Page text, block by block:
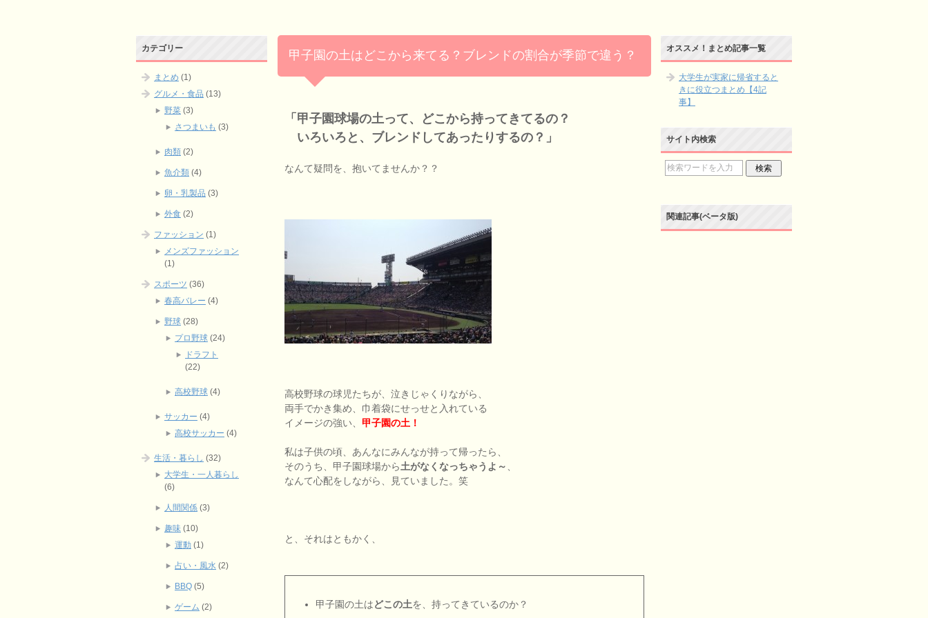
甲子園の土はどこから来てる？ブレンドの割合が季節で違う？
「甲子園球場の土って、どこから持ってきてるの？
いろいろと、ブレンドしてあったりするの？」
なんて疑問を、抱いてませんか？？
高校野球の球児たちが、泣きじゃくりながら、
両手でかき集め、巾着袋にせっせと入れている
イメージの強い、 甲子園の土！
私は子供の頃、あんなにみんなが持って帰ったら、
そのうち、甲子園球場から土がなくなっちゃうよ～
なんて心配をしながら、見ていました。笑
と、それはともかく、
甲子園の土はどこの土を、持ってきているのか？
カテゴリー
まとめ (1)
グルメ・食品 (13)
野菜 (3)
さつまいも (3)
肉類 (2)
魚介類 (4)
卵・乳製品 (3)
外食 (2)
ファッション (1)
メンズファッション
(1)
スポーツ (36)
春高バレー (4)
野球 (28)
プロ野球 (24)
ドラフト
(22)
高校野球 (4)
サッカー (4)
高校サッカー (4)
生活・暮らし (32)
大学生・一人暮らし
(6)
人間関係 (3)
趣味 (10)
運動 (1)
占い・風水 (2)
BBQ (5)
ゲーム (2)
オススメ！まとめ記事一覧
大学生が実家に帰省すると
きに役立つまとめ【4記
事】
サイト内検索
関連記事(ベータ版)